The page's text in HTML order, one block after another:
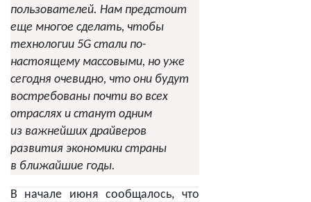
пользователей. Нам предстоит
еще многое сделать, чтобы
технологии 5G стали по-
настоящему массовыми, но уже
сегодня очевидно, что они будут
востребованы почти во всех
отраслях и станут одним
из важнейших драйверов
развития экономики страны
в ближайшие годы.
В начале июня сообщалось, что